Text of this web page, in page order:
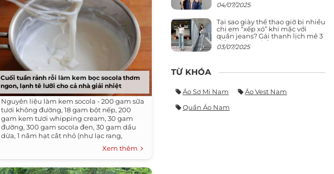
Cuối tuần rảnh rỗi làm kem bọc socola thơm
ngon, lạnh tê lưỡi cho cả nhà giải nhiệt
Nguyên liệu làm kem socola - 200 gam sữa
tươi không đường, 18 gam bột nếp, 200
gam kem tươi whipping cream, 30 gam
đường, 300 gam socola đen, 30 gam dầu
dừa, 1 nắm hạt cắt nhỏ (như lạc rang,
Xem thêm
04/07/2025
Tại sao giày thể thao giờ bị nhiều
chị em “xếp xó” khi mặc với
quần jeans? Gái thanh lịch mê 3
kiểu này hơn hẳn
03/07/2025
TỪ KHÓA
Áo Sơ Mi Nam
Áo Vest Nam
Quần Áo Nam